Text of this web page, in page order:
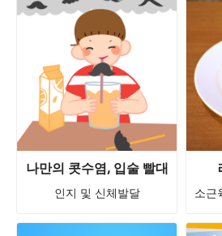
나만의 콧수염, 입술 빨대
인지 및 신체발달